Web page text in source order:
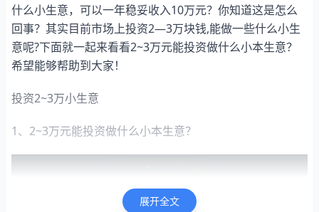
什么小生意，可以一年稳妥收入10万元？你知道这是怎么
回事？其实目前市场上投资2—3万块钱,能做一些什么小生
意呢?下面就一起来看看2~3万元能投资做什么小本生意？
希望能够帮助到大家！
投资2~3万小生意
1、2~3万元能投资做什么小本生意？
展开全文